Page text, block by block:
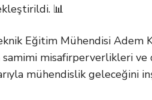
📊
Eğitim Mühendisi Adem
misafirperverlikleri ve
mühendislik geleceğini